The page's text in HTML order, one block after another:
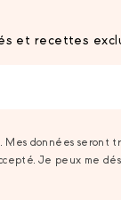
et recettes
données seront
Je peux me